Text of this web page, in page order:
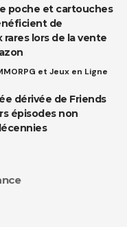
poche et cartouches
de
lors de la vente
et Jeux en Ligne
dérivée de Friends
épisodes non